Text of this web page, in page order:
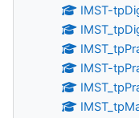
IMST-
IMST-